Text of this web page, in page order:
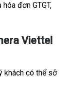
đơn GTGT,
Viettel
khách có thể sở